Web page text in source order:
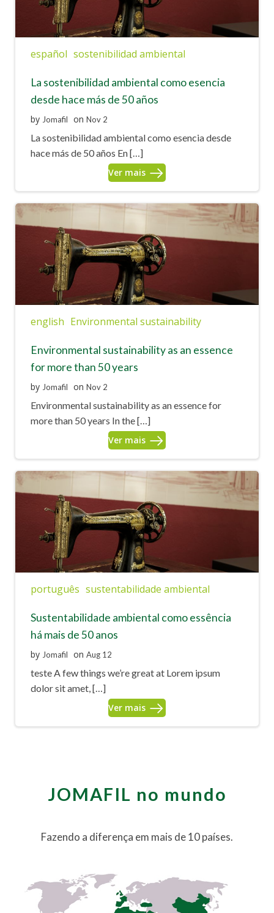
español sostenibilidad ambiental
La sostenibilidad ambiental como esencia
desde hace más de 50 años
by Jomafil on Nov 2
La sostenibilidad ambiental como esencia desde
hace más de 50 años En […]
Ver mais
english Environmental sustainability
Environmental sustainability as an essence
for more than 50 years
by Jomafil on Nov 2
Environmental sustainability as an essence for
more than 50 years In the […]
Ver mais
português sustentabilidade ambiental
Sustentabilidade ambiental como essência
há mais de 50 anos
by Jomafil on Aug 12
teste A few things we’re great at Lorem ipsum
dolor sit amet, […]
Ver mais
JOMAFIL no mundo
Fazendo a diferença em mais de 10 países.